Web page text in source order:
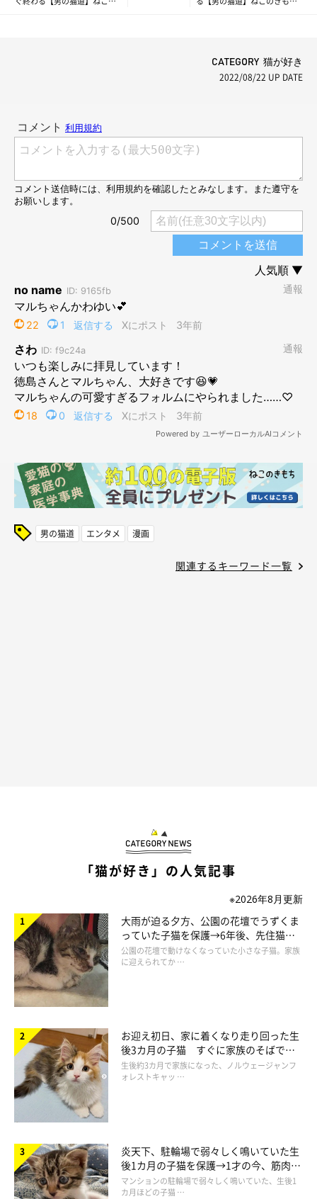
CATEGORY 猫が好き
2022/08/22 UP DATE
男の猫道 エンタメ 漫画
関連するキーワード一覧
「猫が好き」の人気記事
※2026年8月更新
大雨が迫る夕方、公園の花壇でうずくま
っていた子猫を保護→6年後、先住猫
と“姉妹”のような関係に
公園の花壇で動けなくなっていた小さな子猫。家族
に迎えられてか …
お迎え初日、家に着くなり走り回った生
後3カ月の子猫 すぐに家族のそばで落
ち着く姿に「迎えてよかった」
生後約3カ月で家族になった、ノルウェージャンフ
ォレストキャッ …
炎天下、駐輪場で弱々しく鳴いていた生
後1カ月の子猫を保護→1才の今、筋肉質
でツンデレなコに成長
マンションの駐輪場で弱々しく鳴いていた、生後1
カ月ほどの子猫 …